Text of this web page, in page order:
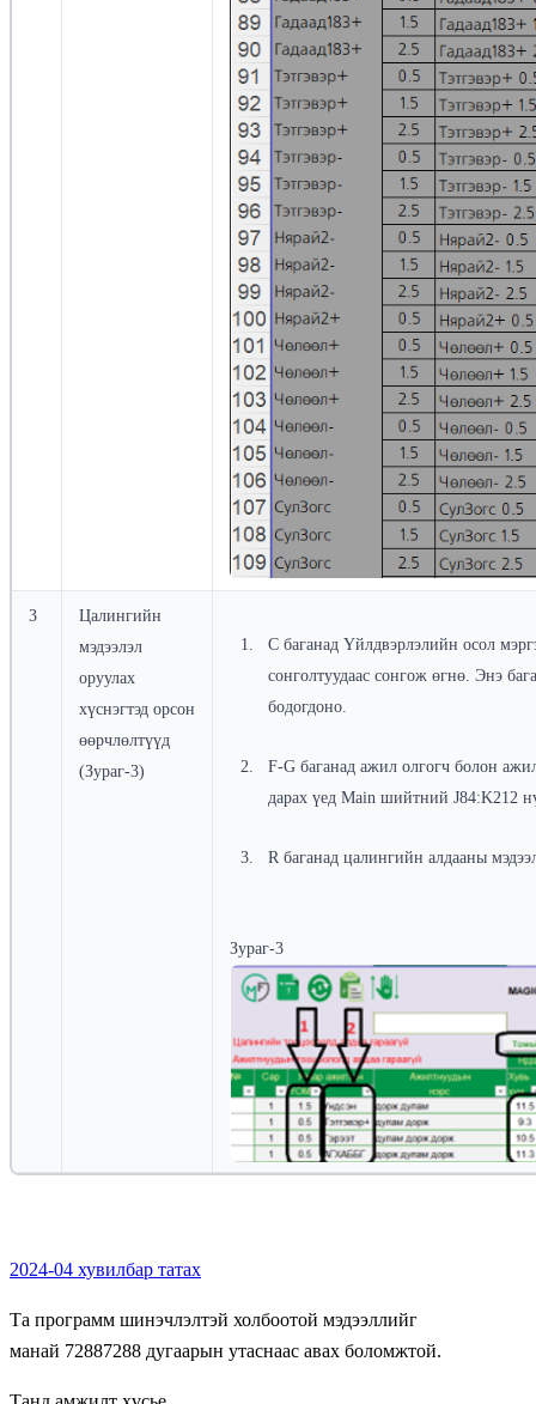
3
Цалингийн
мэдээлэл
оруулах
хүснэгтэд орсон
өөрчлөлтүүд
(Зураг-3)
С баганад Үйлдвэрлэлийн осол
сонголтуудаас сонгож өгнө. Энэ
бодогдоно.
F-G баганад ажил олгогч болон
дарах үед Main шийтний J84:K212
R баганад цалингийн алдааны
Зураг-3
2024-04 хувилбар татах
Та программ шинэчлэлтэй холбоотой мэдээллийг
манай 72887288 дугаарын утаснаас авах боломжтой.